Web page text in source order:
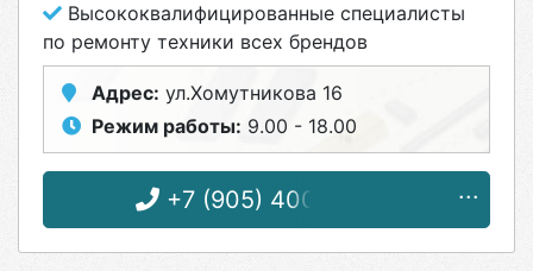
Высококвалифицированные специалисты
по ремонту техники всех брендов
Адрес: ул.Хомутникова 16
Режим работы: 9.00 - 18.00
+7 (905) 400-46-04